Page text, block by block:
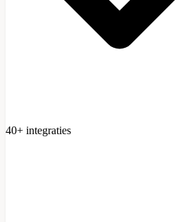
40+ integraties